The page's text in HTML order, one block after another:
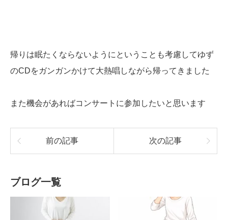
帰りは眠たくならないようにということも考慮してゆず
のCDをガンガンかけて大熱唱しながら帰ってきました
また機会があればコンサートに参加したいと思います
前の記事 次の記事
ブログ一覧